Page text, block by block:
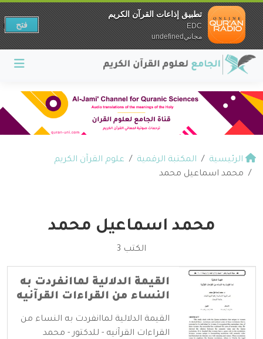
الرئيسية المكتبة الرقمية
علوم القرآن الكريم
محمد اسماعيل محمد
محمد اسماعيل محمد
الكتب 3
القيمة الدلالية لماانفردت به
النساء من القراءات القرآنيه
القيمة الدلالية لماانفردت به النساء من
القراءات القرآنيه - للدكتور - محمد
تطبيق إذاعات القرآن الكريم
EDC
مجانيundefined
فتح